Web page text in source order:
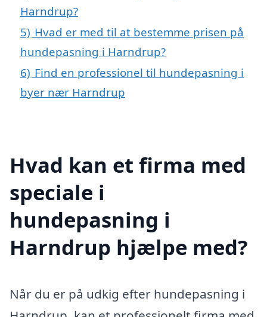
Harndrup?
5) Hvad er med til at bestemme prisen på
hundepasning i Harndrup?
6) Find en professionel til hundepasning i
byer nær Harndrup
Hvad kan et firma med
speciale i
hundepasning i
Harndrup hjælpe med?
Når du er på udkig efter hundepasning i